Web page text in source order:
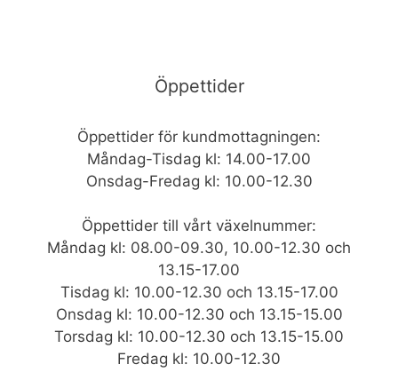
Öppettider
Öppettider för kundmottagningen:
Måndag-Tisdag kl: 14.00-17.00
Onsdag-Fredag kl: 10.00-12.30
Öppettider till vårt växelnummer:
Måndag kl: 08.00-09.30, 10.00-12.30 och
13.15-17.00
Tisdag kl: 10.00-12.30 och 13.15-17.00
Onsdag kl: 10.00-12.30 och 13.15-15.00
Torsdag kl: 10.00-12.30 och 13.15-15.00
Fredag kl: 10.00-12.30